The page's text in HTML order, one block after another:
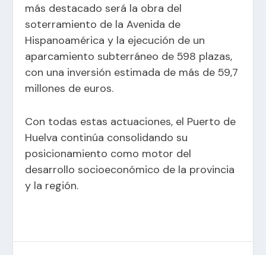
más destacado será la obra del
soterramiento de la Avenida de
Hispanoamérica y la ejecución de un
aparcamiento subterráneo de 598 plazas,
con una inversión estimada de más de 59,7
millones de euros.
Con todas estas actuaciones, el Puerto de
Huelva continúa consolidando su
posicionamiento como motor del
desarrollo socioeconómico de la provincia
y la región.